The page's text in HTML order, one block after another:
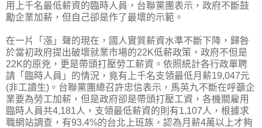
用上千名最低薪資的臨時人員，台聯黨團表示，政府不斷鼓
勵企業加薪，但自己卻是作了最壞的示範。
在一片「漲」聲的現在，國人實質薪資水準不斷下降，歸咎
於當初政府提出破壞就業市場的22K低薪政策，政府不但是
22K的原兇，更是帶頭打壓勞工薪資。依照統計各行政單聘
請「臨時人員」的情況，竟有上千名支領最低月薪19,047元
(非工讀生)。台聯黨團總召許忠信表示，馬英九不斷在呼籲企
業要為勞工加薪，但是政府卻是帶頭打壓工資，各機關雇用
臨時人員共4,181人，支領最低薪資的則有1,107人，根據求
職網站調查，有93.4%的台北上班族，認為月薪4萬以上才夠